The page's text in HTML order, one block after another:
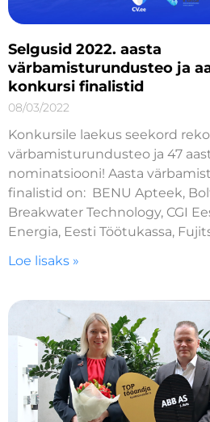
Selgusid 2022. aasta
värbamisturundusteo ja
konkursi finalistid
08/03/2022
Konkursile laekus seekord
värbamisturundusteo ja 47
nominatsiooni! Aasta
finalistid on: BENU Apteek,
Breakwater Technology, CGI
Energia, Eesti Töötukassa,
Loe lisaks »